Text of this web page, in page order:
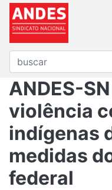
ANDES-
violência
indígenas
medidas
federal